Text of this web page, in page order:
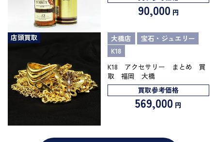
90,000 円
店頭買取 大橋店
宝石・ジュエリー
K18
K18 アクセサリー まとめ 買
取 福岡 大橋
買取参考価格
569,000 円